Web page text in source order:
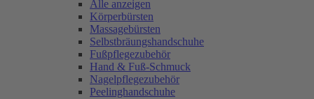
Alle anzeigen
Körperbürsten
Massagebürsten
Selbstbräungshandschuhe
Fußpflegezubehör
Hand & Fuß-Schmuck
Nagelpflegezubehör
Peelinghandschuhe